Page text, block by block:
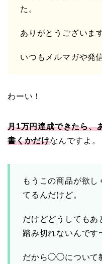
た。
ありがとうございま
いつもメルマガや発
わーい！
月1万円達成できたら、
書くかだけなんですよ。
もうこの商品が欲し
てるんだけど。
だけどどうしてもあ
踏み切れないんです
だから◯◯について